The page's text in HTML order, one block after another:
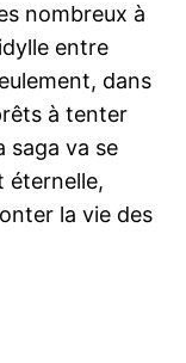
nombreux à
entre
dans
à tenter
saga va se
éternelle,
la vie des